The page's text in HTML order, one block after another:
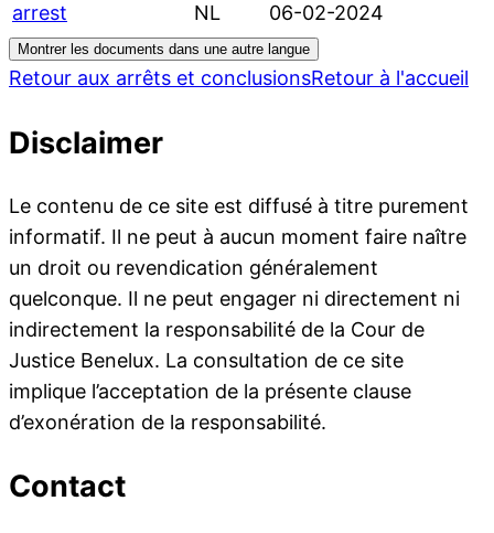
arrest
NL 06-02-2024
Montrer les documents dans une autre langue
Retour aux arrêts et conclusionsRetour à l'accueil
Disclaimer
Le contenu de ce site est diffusé à titre purement
informatif. Il ne peut à aucun moment faire naître
un droit ou revendication généralement
quelconque. Il ne peut engager ni directement ni
indirectement la responsabilité de la Cour de
Justice Benelux. La consultation de ce site
implique l’acceptation de la présente clause
d’exonération de la responsabilité.
Contact